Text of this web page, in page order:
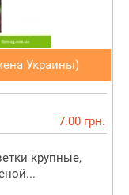
Украины)
7.00 грн.
крупные,